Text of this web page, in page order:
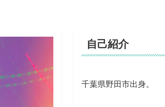
自己紹介
千葉県野田市出身。